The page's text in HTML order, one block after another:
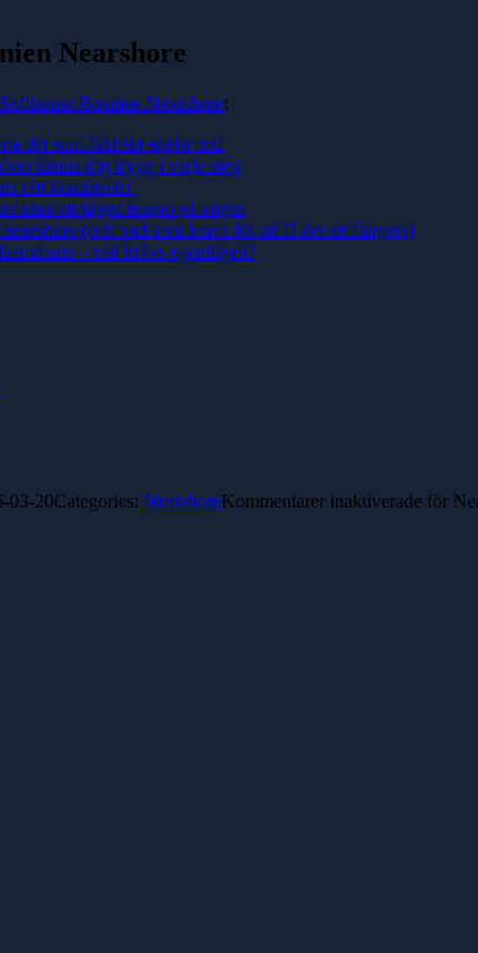
Nearshore
Softhouse Bosnien Nearshore:
det som faktiskt spelar roll
känna dig trygg i varje steg
rätt kompetens
utan att tappa tempo på vägen
(och vad som krävs för att få det att fungera)
– vad krävs egentligen?
03-20Categories: NearshoreKommentarer inaktiverade för